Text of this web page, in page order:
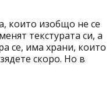
които изобщо не се
текстурата си, а
се, има храни, които
скоро. Но в